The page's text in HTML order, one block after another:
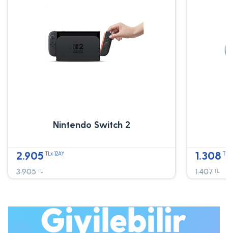
Nintendo Switch 2
2.905 TLx 12AY
3.905 TL
1.308
1.407 TL